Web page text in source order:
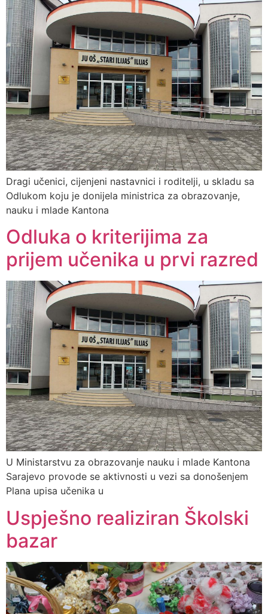
Dragi učenici, cijenjeni nastavnici i roditelji, u skladu sa
Odlukom koju je donijela ministrica za obrazovanje,
nauku i mlade Kantona
Odluka o kriterijima za
prijem učenika u prvi razred
U Ministarstvu za obrazovanje nauku i mlade Kantona
Sarajevo provode se aktivnosti u vezi sa donošenjem
Plana upisa učenika u
Uspješno realiziran Školski
bazar